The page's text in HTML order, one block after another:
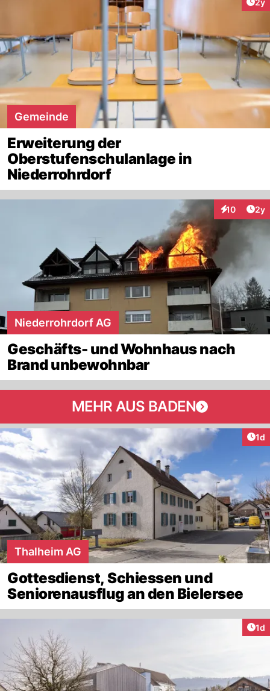
2y
Gemeinde
Erweiterung der
Oberstufenschulanlage in
Niederrohrdorf
10 2y
Niederrohrdorf AG
Geschäfts- und Wohnhaus nach
Brand unbewohnbar
MEHR AUS BADEN
1d
Thalheim AG
Gottesdienst, Schiessen und
Seniorenausflug an den Bielersee
1d